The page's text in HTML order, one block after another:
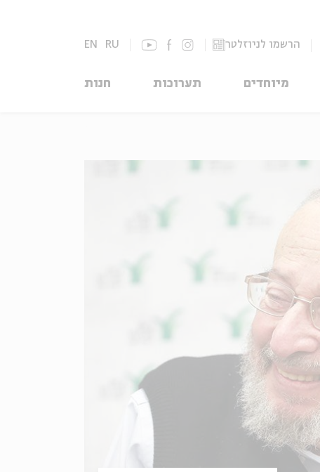
הרשמו לניוזלטר EN RU
מיוחדים תערוכות חנות